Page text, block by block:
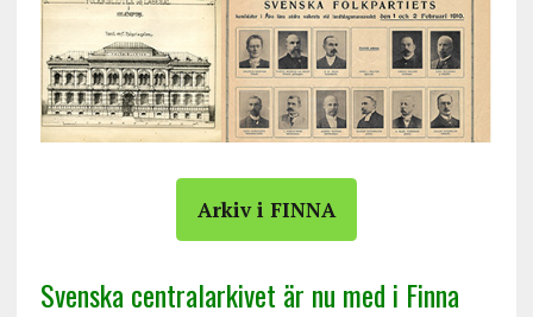
Arkiv i FINNA
Svenska centralarkivet är nu med i Finna